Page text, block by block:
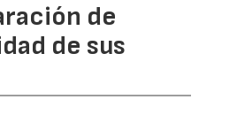
de
de sus